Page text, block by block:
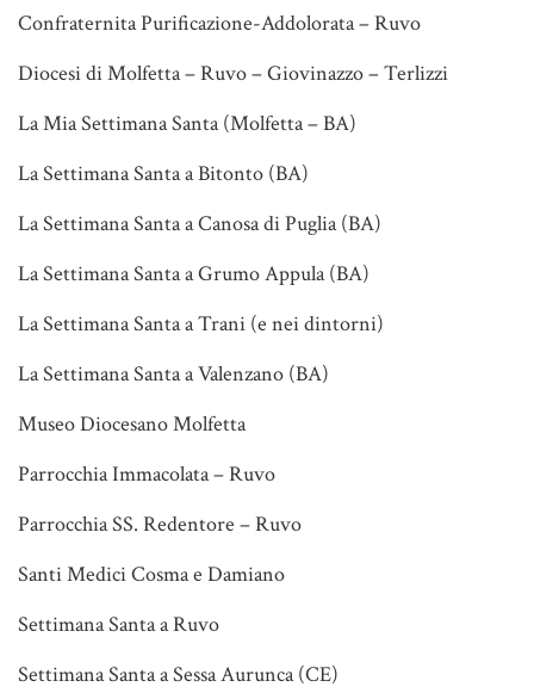
Confraternita Purificazione-Addolorata – Ruvo
Diocesi di Molfetta – Ruvo – Giovinazzo – Terlizzi
La Mia Settimana Santa (Molfetta – BA)
La Settimana Santa a Bitonto (BA)
La Settimana Santa a Canosa di Puglia (BA)
La Settimana Santa a Grumo Appula (BA)
La Settimana Santa a Trani (e nei dintorni)
La Settimana Santa a Valenzano (BA)
Museo Diocesano Molfetta
Parrocchia Immacolata – Ruvo
Parrocchia SS. Redentore – Ruvo
Santi Medici Cosma e Damiano
Settimana Santa a Ruvo
Settimana Santa a Sessa Aurunca (CE)